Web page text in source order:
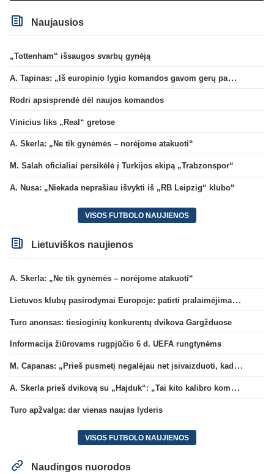
Naujausios
„Tottenham“ išsaugos svarbų gynėją
A. Tapinas: „Iš europinio lygio komandos gavom gerų pamokų“
Rodri apsisprendė dėl naujos komandos
Vinicius liks „Real“ gretose
A. Skerla: „Ne tik gynėmės – norėjome atakuoti“
M. Salah oficialiai persikėlė į Turkijos ekipą „Trabzonspor“
A. Nusa: „Niekada neprašiau išvykti iš „RB Leipzig“ klubo“
VISOS FUTBOLO NAUJIENOS
Lietuviškos naujienos
A. Skerla: „Ne tik gynėmės – norėjome atakuoti“
Lietuvos klubų pasirodymai Europoje: patirti pralaimėjimai Kroatijos atstovams
Turo anonsas: tiesioginių konkurentų dvikova Gargžduose
Informacija žiūrovams rugpjūčio 6 d. UEFA rungtynėms
M. Capanas: „Prieš pusmetį negalėjau net įsivaizduoti, kad žaisime prieš „Hajduk“
A. Skerla prieš dvikovą su „Hajduk“: „Tai kito kalibro komanda“
Turo apžvalga: dar vienas naujas lyderis
VISOS FUTBOLO NAUJIENOS
Naudingos nuorodos